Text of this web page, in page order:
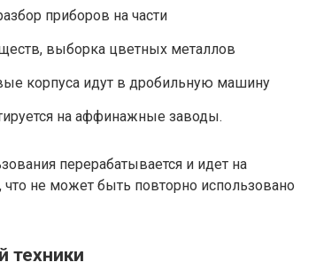
приборов на части
выборка цветных металлов
корпуса идут в дробильную машину
на аффинажные заводы.
перерабатывается и идет на
не может быть повторно использовано
техники